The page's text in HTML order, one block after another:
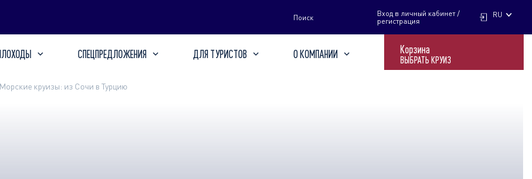
Поиск
Вход в личный кабинет /
регистрация
RU
СПЕЦПРЕДЛОЖЕНИЯ ДЛЯ ТУРИСТОВ О КОМПАНИИ Корзина
ВЫБРАТЬ КРУИЗ
Морские круизы: из Сочи в Турцию